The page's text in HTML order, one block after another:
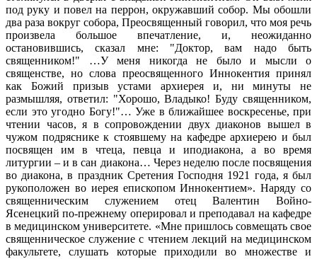
под руку и повел на перрон, окружавший собор. Мы обошли
два раза вокруг собора, Преосвященный говорил, что моя речь
произвела большое впечатление, и, неожиданно
остановившись, сказал мне: "Доктор, вам надо быть
священником!" …У меня никогда не было и мысли о
священстве, но слова преосвященного Иннокентия принял
как Божий призыв устами архиерея и, ни минуты не
размышляя, ответил: "Хорошо, Владыко! Буду священником,
если это угодно Богу!"… Уже в ближайшее воскресенье, при
чтении часов, я в сопровождении двух диаконов вышел в
чужом подряснике к стоявшему на кафедре архиерею и был
посвящен им в чтеца, певца и иподиакона, а во время
литургии – и в сан диакона… Через неделю после посвящения
во диакона, в праздник Сретения Господня 1921 года, я был
рукоположен во иерея епископом Иннокентием». Наряду со
священническим служением отец Валентин Войно-
Ясенецкий по-прежнему оперировал и преподавал на кафедре
в медицинском университете. «Мне пришлось совмещать свое
священническое служение с чтением лекций на медицинском
факультете, слушать которые приходили во множестве и